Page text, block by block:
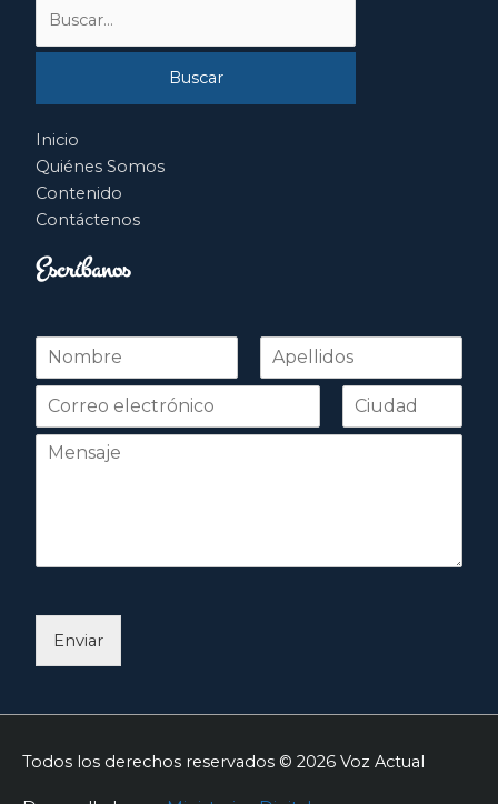
por:
Inicio
Quiénes Somos
Contenido
Contáctenos
Escríbanos
N
m
r
Nombre Apellidos
Enviar
Todos los derechos reservados © 2026 Voz Actual